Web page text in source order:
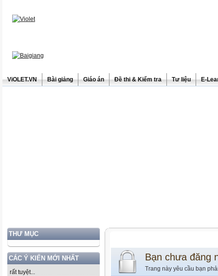
ViOLET.VN Bài giảng Giáo án Đề thi & Kiểm tra Tư liệu E-
THƯ MỤC
CÁC Ý KIẾN MỚI NHẤT
rất tuyệt...
Bạn chưa đăng
Trang này yêu cầu bạn